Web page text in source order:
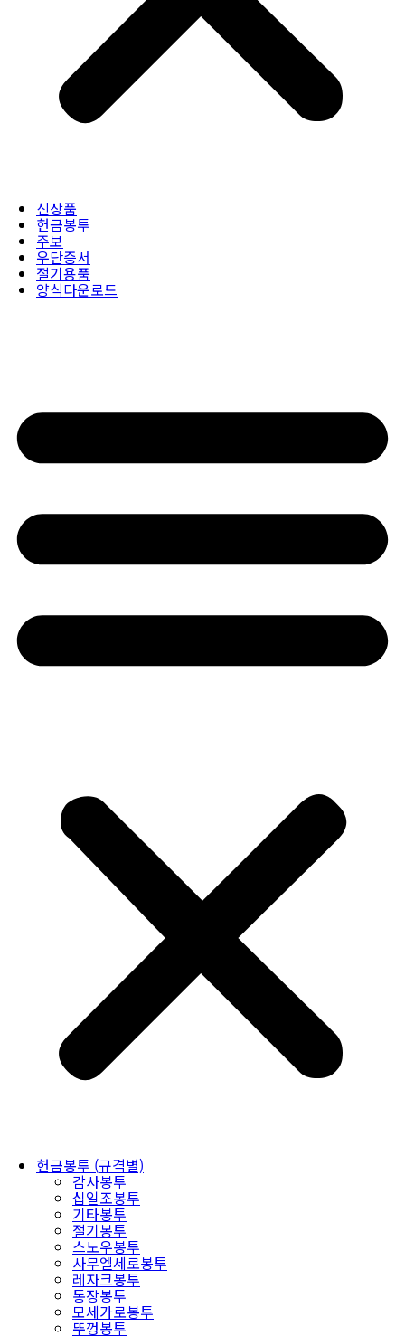
신상품
헌금봉투
주보
우단증서
절기용품
양식다운로드
헌금봉투 (규격별)
감사봉투
십일조봉투
기타봉투
절기봉투
스노우봉투
사무엘세로봉투
레자크봉투
통장봉투
모세가로봉투
뚜껑봉투